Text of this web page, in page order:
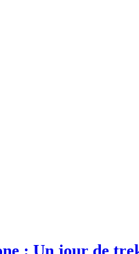
: Un jour de